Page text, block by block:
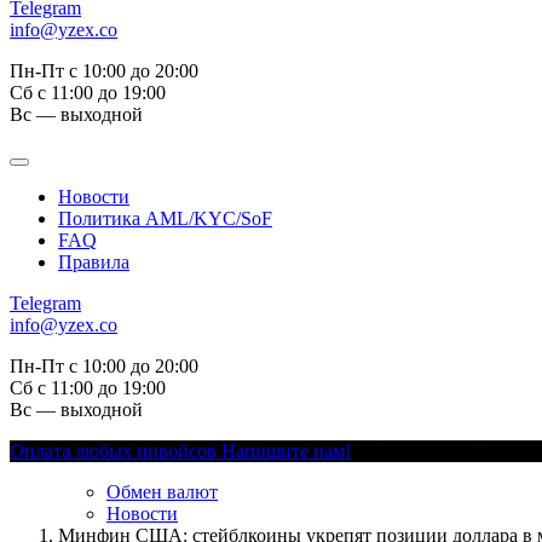
Telegram
info@yzex.co
Пн-Пт с 10:00 до 20:00
Сб с 11:00 до 19:00
Вс — выходной
Новости
Политика AML/KYC/SoF
FAQ
Правила
Telegram
info@yzex.co
Пн-Пт с 10:00 до 20:00
Сб с 11:00 до 19:00
Вс — выходной
Оплата любых инвойсов Напишите нам!
Обмен валют
Новости
Минфин США: стейблкоины укрепят позиции доллара в